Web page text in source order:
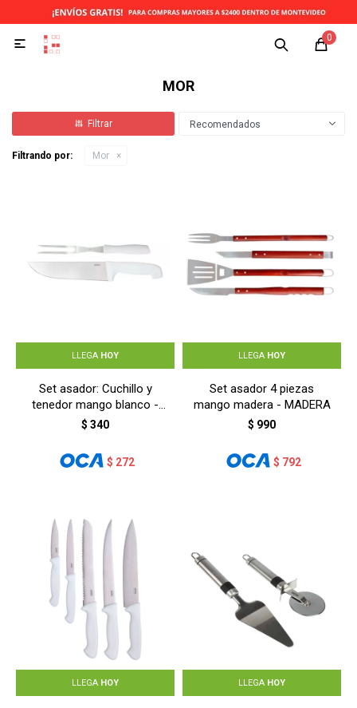
0

MOR
Recomendados
Filtrando por: Mor
LLEGA HOY
Set asador: Cuchillo y
tenedor mango blanco -
BLANCO
$ 340
$ 272
LLEGA HOY
Set asador 4 piezas
mango madera - MADERA
$ 990
$ 792
LLEGA HOY LLEGA HOY